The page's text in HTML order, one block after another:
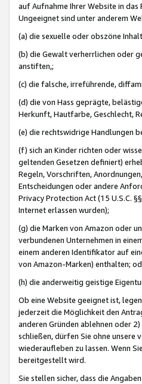
auf Aufnahme Ihrer Website in
Ungeeignet sind unter anderem
(a) die sexuelle oder obszöne
(b) die Gewalt verherrlichen oder
anstiften,;
(c) die falsche, irreführende,
(d) die von Hass geprägte,
Herkunft, Hautfarbe, Geschlecht,
(e) die rechtswidrige Handlungen
(f) sich an Kinder richten oder
geltenden Gesetzen definiert)
Regeln, Vorschriften,
Entscheidungen oder andere
Privacy Protection Act (15 U.S.C.
Internet erlassen wurden);
(g) die Marken von Amazon oder
verbundenen Unternehmen in
einem anderen Identifikator auf
von Amazon-Marken) enthalten;
(h) die anderweitig geistige
Ob eine Website geeignet ist,
jederzeit die Möglichkeit den
anderen Gründen ablehnen oder
schließen, dürfen Sie ohne unsere
wiederaufleben zu lassen. Wenn
bereitgestellt wird.
Sie stellen sicher, dass die